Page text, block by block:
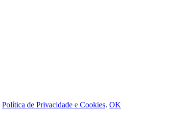
Política de Privacidade e Cookies. OK